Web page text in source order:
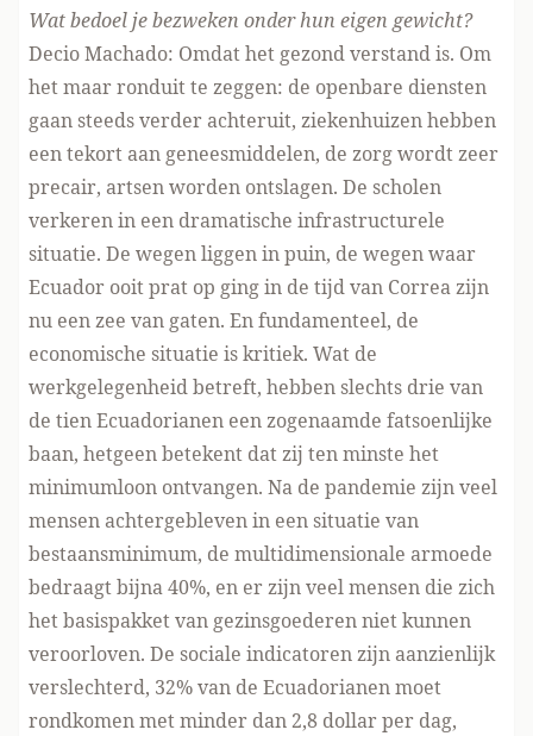
Wat bedoel je bezweken onder hun eigen gewicht?
Decio Machado: Omdat het gezond verstand is. Om
het maar ronduit te zeggen: de openbare diensten
gaan steeds verder achteruit, ziekenhuizen hebben
een tekort aan geneesmiddelen, de zorg wordt zeer
precair, artsen worden ontslagen. De scholen
verkeren in een dramatische infrastructurele
situatie. De wegen liggen in puin, de wegen waar
Ecuador ooit prat op ging in de tijd van Correa zijn
nu een zee van gaten. En fundamenteel, de
economische situatie is kritiek. Wat de
werkgelegenheid betreft, hebben slechts drie van
de tien Ecuadorianen een zogenaamde fatsoenlijke
baan, hetgeen betekent dat zij ten minste het
minimumloon ontvangen. Na de pandemie zijn veel
mensen achtergebleven in een situatie van
bestaansminimum, de multidimensionale armoede
bedraagt bijna 40%, en er zijn veel mensen die zich
het basispakket van gezinsgoederen niet kunnen
veroorloven. De sociale indicatoren zijn aanzienlijk
verslechterd, 32% van de Ecuadorianen moet
rondkomen met minder dan 2,8 dollar per dag,